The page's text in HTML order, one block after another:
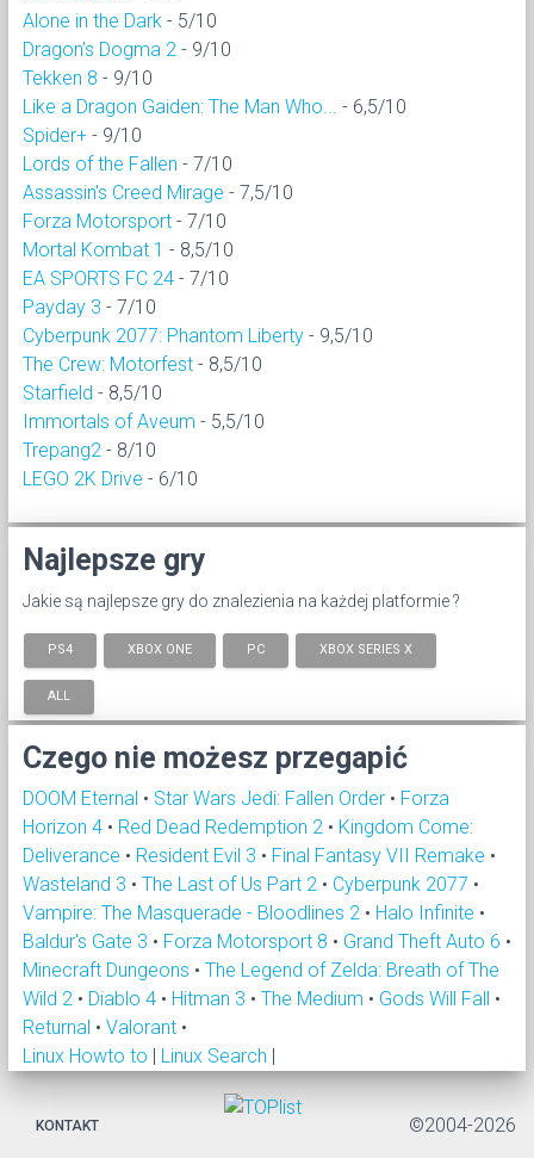
Alone in the Dark - 5/10
Dragon’s Dogma 2 - 9/10
Tekken 8 - 9/10
Like a Dragon Gaiden: The Man Who...
- 6,5/10
Spider+ - 9/10
Lords of the Fallen - 7/10
Assassin's Creed Mirage - 7,5/10
Forza Motorsport - 7/10
Mortal Kombat 1 - 8,5/10
EA SPORTS FC 24 - 7/10
Payday 3 - 7/10
Cyberpunk 2077: Phantom Liberty - 9,5/10
The Crew: Motorfest - 8,5/10
Starfield - 8,5/10
Immortals of Aveum - 5,5/10
Trepang2 - 8/10
LEGO 2K Drive - 6/10
Najlepsze gry
Jakie są najlepsze gry do znalezienia na każdej platformie ?
PS4 XBOX ONE PC XBOX SERIES X
ALL
Czego nie możesz przegapić
DOOM Eternal • Star Wars Jedi: Fallen Order • Forza
Horizon 4 • Red Dead Redemption 2 • Kingdom Come:
Deliverance • Resident Evil 3 • Final Fantasy VII Remake •
Wasteland 3 • The Last of Us Part 2 • Cyberpunk 2077 •
Vampire: The Masquerade - Bloodlines 2 • Halo Infinite •
Baldur's Gate 3 • Forza Motorsport 8 • Grand Theft Auto 6 •
Minecraft Dungeons • The Legend of Zelda: Breath of The
Wild 2 • Diablo 4 • Hitman 3 • The Medium • Gods Will Fall •
Returnal • Valorant •
Linux Howto to | Linux Search |
KONTAKT ©2004-2026